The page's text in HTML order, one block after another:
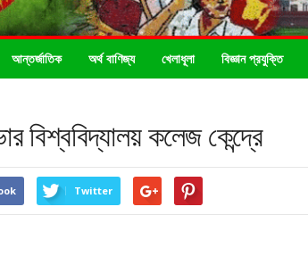
আন্তর্জাতিক অর্থ বাণিজ্য খেলাধূলা বিজ্ঞান প্রযুক্তি
বিশ্ববিদ্যালয় কলেজ কেন্দ্রে
Twitter